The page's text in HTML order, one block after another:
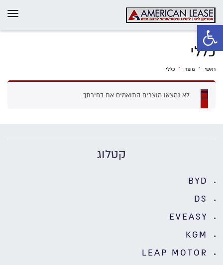
פתח סרגל נגישות
כללי
ראשי » מוצר » כללי
לא נמצאו מוצרים התואמים את בחירתך.
קטלוג
BYD
DS
EVEASY
KGM
LEAP MOTOR